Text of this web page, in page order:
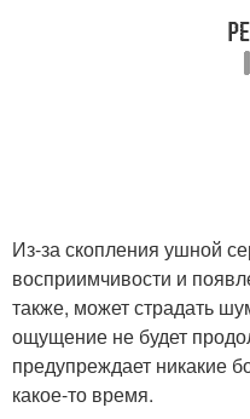
Из-за скопления ушной
восприимчивости и
также, может страдать
ощущение не будет
предупреждает никакие
какое-то время.